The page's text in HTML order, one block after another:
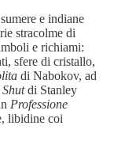
e indiane
stracolme di
e richiami:
sfere di cristallo,
di Nabokov, ad
Shutdi Stanley
Professione
libidine coi